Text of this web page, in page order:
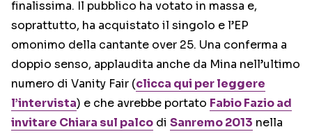
finalissima. Il pubblico ha votato in massa e,
soprattutto, ha acquistato il singolo e l’EP
omonimo della cantante over 25. Una conferma a
doppio senso, applaudita anche da Mina nell’ultimo
numero di Vanity Fair (clicca qui per leggere
l’intervista) e che avrebbe portato Fabio Fazio ad
invitare Chiara sul palco di Sanremo 2013 nella